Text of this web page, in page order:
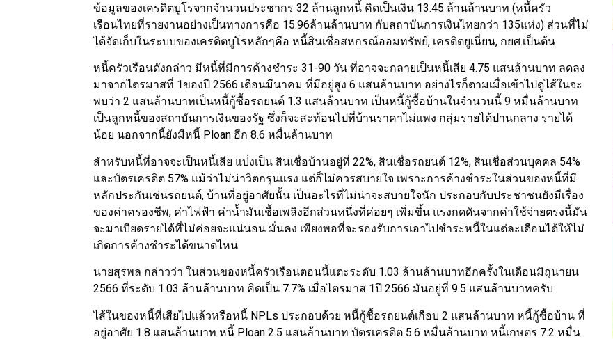
ข้อมูล​ของเครดิตบูโร​จากจำนวนประชากร​ 32 ล้านลูกหนี้​ คิดเป็นเงิน​ 13.45 ล้านล้านบาท (หนี้ครัว
เรือนไทยที่รายงานอย่างเป็นทางการคือ​ 15.96ล้านล้านบาท กับสถาบันการเงิน​ไทยกว่า​ 135แห่ง​) ส่วนที่ไม่
ได้จัดเก็บในระบบของเครดิตบูโร​หลักๆคือ​ หนี้สินเชื่อสหกรณ์​ออมทรัพย์, เครดิตยูเนี่ยน, กยศ.​เป็นต้น
หนี้ครัวเรือนดังกล่าว มีหนี้ที่มีการค้างชำระ​ 31-90 วัน ที่อาจจะกลายเป็นหนี้เสีย 4.75 แสนล้านบาท​ ลดลง
มาจากไตรมาสที่​ 1ของปี​ 2566​ เดือนมีนาคม​ ที่มีอยู่สูง​ 6 แสนล้านบาท​ อย่างไรก็ตามเมื่อเข้าไปดูไส้ในจะ
พบว่า​ 2 แสนล้านบาทเป็นหนี้กู้ซื้อรถยนต์​ 1.3 แสนล้านบาท เป็นหนี้กู้ซื้อบ้านในจำนวนนี้​ 9 หมื่นล้านบาท
เป็นลูกหนี้ของสถาบันการเงินของรัฐ​ ซึ่งก็จะสะท้อนไปที่บ้านราคาไม่แพง​ กลุ่มรายได้ปานกลาง รายได้
น้อย​ นอกจากนี้ยังมีหนี้​ Ploan​ อีก​ 8.6 หมื่นล้านบาท
สำหรับหนี้ที่อาจจะเป็นหนี้เสีย แบ่่งเป็น สินเชื่อบ้านอยู่ที่​ 22%, สินเชื่อรถยนต์​ 12%, สินเชื่อส่วนบุคคล​ 54%
และบัตรเครดิต​ 57% แม้ว่าไม่น่าวิตกรุนแรง แต่ก็ไม่ควรสบายใจ เพราะการค้างชำระในส่วนของหนี้ที่มี
หลักประกัน​เช่นรถยนต์, บ้านที่อยู่​อาศัย​นั้น​ เป็นอะไรที่ไม่น่าจะสบายใจนัก ประกอบกับประชาชนยังมีเรื่อง
ของค่าครองชีพ, ค่าไฟฟ้า​ ค่าน้ำมัน​เชื้อเพลิง​อีกส่วนหนึ่งที่ค่อยๆ เพิ่มขึ้น​ แรงกดดันจากค่าใช้จ่ายตรงนี้มัน
จะมาเบียดรายได้ที่ไม่ค่อยจะแน่นอน​ มั่นคง​ เพียงพอที่จะรองรับการเอาไปชำระหนี้ในแต่ละเดือนได้ให้ไม่
เกิดการค้างชำระได้ขนาดไหน​
นายสุรพล กล่าวว่า ในส่วนของหนี้ครัวเรือนตอนนี้แตะระดับ​ 1.03 ล้านล้านบาทอีกครั้งในเดือนมิถุนา​ยน​
2566​ ที่ระดับ​ 1.03 ล้านล้านบาท คิดเป็น​ 7.7% เมื่อไตรมาส​ 1ปี​ 2566​ มันอยู่ที่​ 9.5 แสนล้านบาทครับ​
ไส้ในของหนี้ที่เสียไปแล้วหรือหนี้​ NPL​s ประกอบด้วย​ หนี้กู้ซื้อรถยนต์​เกือบ​ 2 แสนล้านบาท​ หนี้กู้ซื้อบ้าน​ ที่
อยู่​อาศัย​ 1.8 แสนล้านบาท​ หนี้​ Ploan 2.5 แสนล้านบาท​ บัตรเครดิต​ 5.6 หมื่นล้านบาท​ หนี้เกษตร​ 7.2 หมื่น